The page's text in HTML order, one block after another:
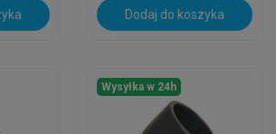
Dodaj do koszyka
Wysyłka w 24h